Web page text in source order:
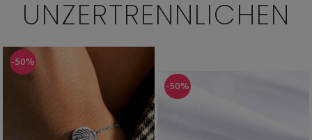
UNZERTRENNLICHEN
-50%
-50%